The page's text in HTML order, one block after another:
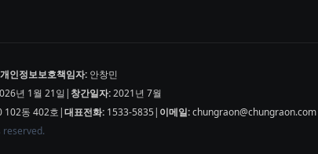
개인정보보호책임자: 안창민
년 1월 21일|창간일자:2021년 7월
102동 402호|대표전화: 1533-5835| 이메일:chungraon@chungraon.com
reserved.